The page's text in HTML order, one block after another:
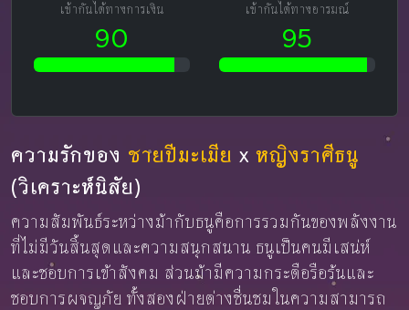
เข้ากันได้ทางการเงิน
90
เข้ากันได้ทางอารมณ์
95
ความรักของ ชายปีมะเมีย x หญิงราศีธนู
(วิเคราะห์นิสัย)
ความสัมพันธ์ระหว่างม้ากับธนูคือการรวมกันของพลังงาน
ที่ไม่มีวันสิ้นสุดและความสนุกสนาน ธนูเป็นคนมีเสน่ห์
และชอบการเข้าสังคม ส่วนม้ามีความกระตือรือร้นและ
ชอบการผจญภัย ทั้งสองฝ่ายต่างชื่นชมในความสามารถ